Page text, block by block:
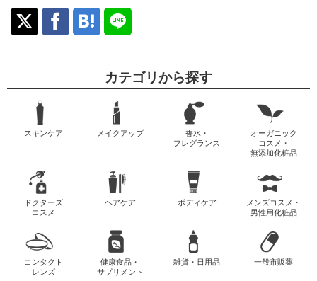
カテゴリから探す
スキンケア メイクアップ
香水・
フレグランス
オーガニック
コスメ・
無添加化粧品
ドクターズ
コスメ
ヘアケア ボディケア
メンズコスメ・
男性用化粧品
コンタクト
レンズ
健康食品・
サプリメント
雑貨・日用品 一般市販薬